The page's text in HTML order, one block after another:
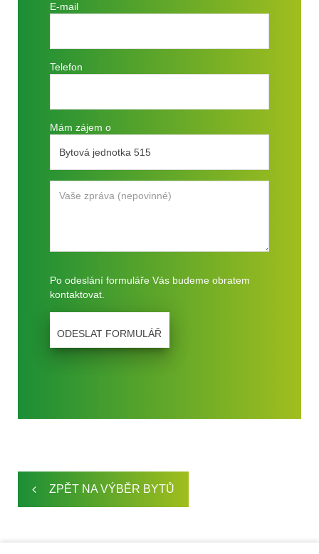
E-mail
Telefon
Mám zájem o
Po odeslání formuláře Vás budeme obratem
kontaktovat.
ZPĚT NA VÝBĚR BYTŮ